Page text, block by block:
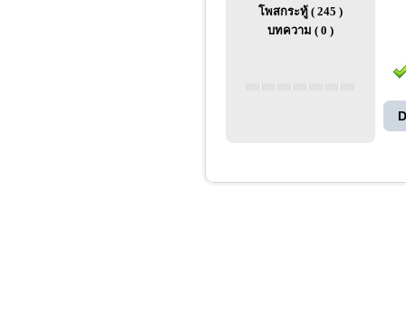
โพสกระทู้ ( 245 )
บทความ ( 0 )